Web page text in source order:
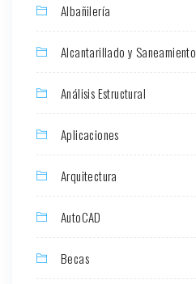
Albañilería
Alcantarillado y Saneamiento
Análisis Estructural
Aplicaciones
Arquitectura
AutoCAD
Becas